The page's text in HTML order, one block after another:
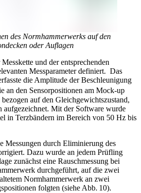
des Normhammerwerks auf den
oder Auflagen
und der entsprechenden
Messparameter definiert. Das
die Amplitude der Beschleunigung
an den Sensorpositionen am Mock-up
auf den Gleichgewichtszustand,
aufgezeichnet. Mit der Software wurde
in Terzbändern im Bereich von 50 Hz bis
Messungen durch Eliminierung des
Dazu wurde an jedem Prüfling
zunächst eine Rauschmessung bei
durchgeführt, auf die zwei
Normhammerwerk an zwei
folgten (siehe Abb. 10).